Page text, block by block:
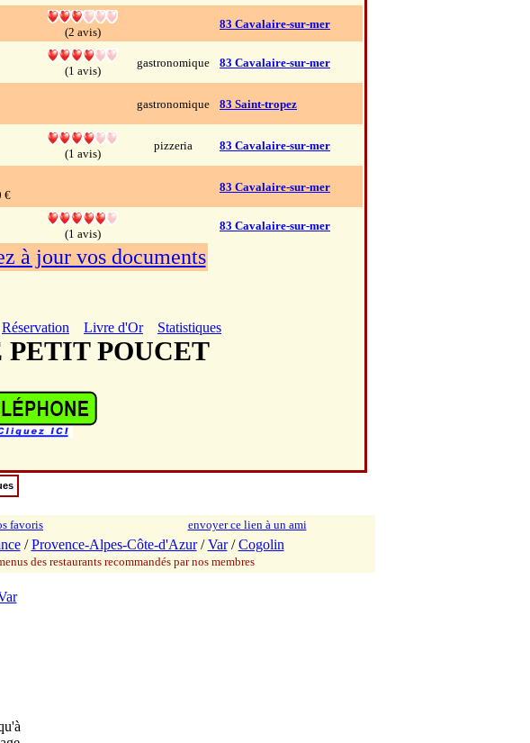
(2 avis)
83 Cavalaire-sur-mer
(1 avis)
gastronomique 83 Cavalaire-sur-mer
gastronomique 83 Saint-tropez
(1 avis)
pizzeria 83 Cavalaire-sur-mer
€
83 Cavalaire-sur-mer
(1 avis)
83 Cavalaire-sur-mer
à jour vos documents
Réservation Livre d'Or Statistiques
PETIT POUCET
favoris envoyer ce lien à un ami
/Provence-Alpes-Côte-d'Azur/Var/Cogolin
des restaurants recommandés par nos membres